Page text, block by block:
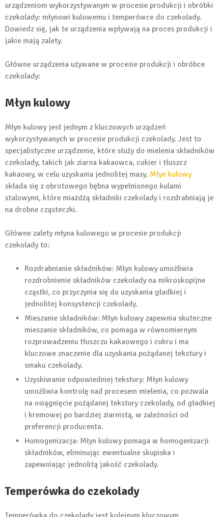
urządzeniom wykorzystywanym w procesie produkcji i obróbki
czekolady: młynowi kulowemu i temperówce do czekolady.
Dowiedz się, jak te urządzenia wpływają na proces produkcji i
jakie mają zalety.
Główne urządzenia używane w procesie produkcji i obróbce
czekolady:
Młyn kulowy
Młyn kulowy jest jednym z kluczowych urządzeń
wykorzystywanych w procesie produkcji czekolady. Jest to
specjalistyczne urządzenie, które służy do mielenia składników
czekolady, takich jak ziarna kakaowca, cukier i tłuszcz
kakaowy, w celu uzyskania jednolitej masy. Młyn kulowy
składa się z obrotowego bębna wypełnionego kulami
stalowymi, które miażdżą składniki czekolady i rozdrabniają je
na drobne cząsteczki.
Główne zalety młyna kulowego w procesie produkcji
czekolady to:
Rozdrabnianie składników: Młyn kulowy umożliwia
rozdrobnienie składników czekolady na mikroskopijne
cząstki, co przyczynia się do uzyskania gładkiej i
jednolitej konsystencji czekolady.
Mieszanie składników: Młyn kulowy zapewnia skuteczne
mieszanie składników, co pomaga w równomiernym
rozprowadzeniu tłuszczu kakaowego i cukru i ma
kluczowe znaczenie dla uzyskania pożądanej tekstury i
smaku czekolady.
Uzyskiwanie odpowiedniej tekstury: Młyn kulowy
umożliwia kontrolę nad procesem mielenia, co pozwala
na osiągnięcie pożądanej tekstury czekolady, od gładkiej
i kremowej po bardziej ziarnistą, w zależności od
preferencji producenta.
Homogenizacja: Młyn kulowy pomaga w homogenizacji
składników, eliminując ewentualne skupiska i
zapewniając jednolitą jakość czekolady.
Temperówka do czekolady